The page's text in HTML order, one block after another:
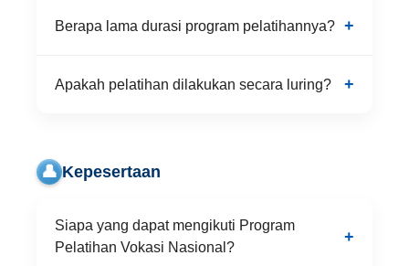
Berapa lama durasi program pelatihannya?
Apakah pelatihan dilakukan secara luring?
👤 Kepesertaan
Siapa yang dapat mengikuti Program
Pelatihan Vokasi Nasional?